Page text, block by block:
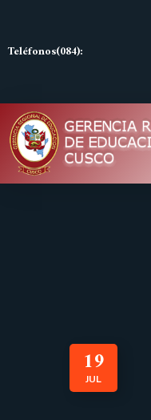
Teléfonos(084):
19
JUL